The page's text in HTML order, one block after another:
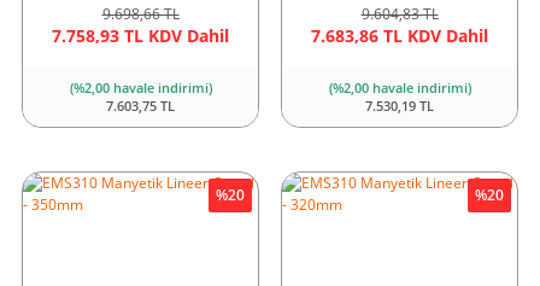
9.698,66 TL
7.758,93 TL KDV Dahil
(%2,00 havale indirimi)
7.603,75 TL
9.604,83 TL
7.683,86 TL KDV Dahil
(%2,00 havale indirimi)
7.530,19 TL
%20 %20